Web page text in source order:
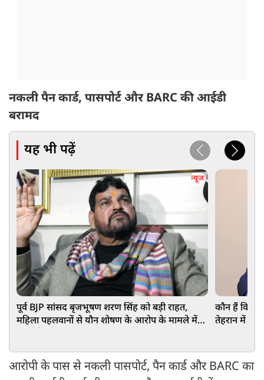
नकली पैन कार्ड, पासपोर्ट और BARC की आईडी
बरामद
यह भी पढ़ें
न्यूज
पूर्व BJP सांसद बृजभूषण शरण सिंह को बड़ी राहत,
महिला पहलवानों से यौन शोषण के आरोप के मामले में
कौन हैं
तेहरान में दी
आरोपी के पास से नकली पासपोर्ट, पैन कार्ड और BARC का